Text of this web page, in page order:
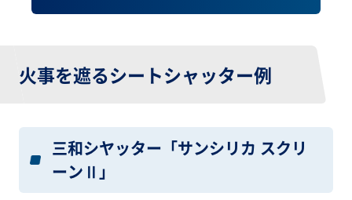
火事を遮るシートシャッター例
三和シヤッター「サンシリカ スクリ
ーンⅡ」